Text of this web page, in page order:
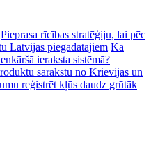
Pieprasa rīcības stratēģiju, lai pēc
Latvijas piegādātājiem Kā
ieraksta sistēmā?
sarakstu no Krievijas un
reģistrēt kļūs daudz grūtāk